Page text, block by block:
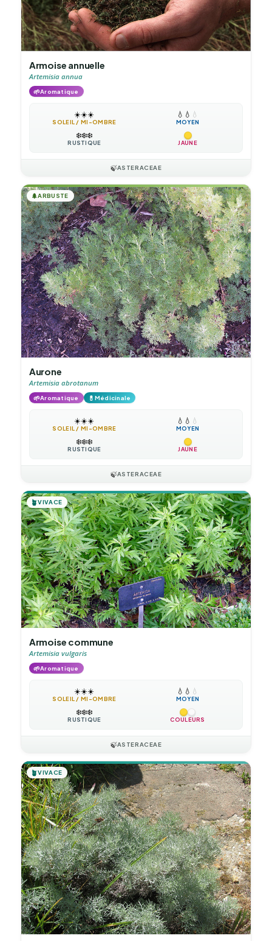
Armoise annuelle
Artemisia annua
🌱Aromatique
☀️☀️☀️
SOLEIL / MI-OMBRE
💧 💧 💧
MOYEN
❄️❄️❄️
RUSTIQUE JAUNE
🍃ASTERACEAE
🌲ARBUSTE
Aurone
Artemisia abrotanum
🌱Aromatique 💊 Médicinale
☀️☀️☀️
SOLEIL / MI-OMBRE
💧 💧 💧
MOYEN
❄️❄️❄️
RUSTIQUE JAUNE
🍃ASTERACEAE
🪴VIVACE
Armoise commune
Artemisia vulgaris
🌱Aromatique
☀️☀️☀️
SOLEIL / MI-OMBRE
💧 💧 💧
MOYEN
❄️❄️❄️
RUSTIQUE COULEURS
🍃ASTERACEAE
🪴VIVACE